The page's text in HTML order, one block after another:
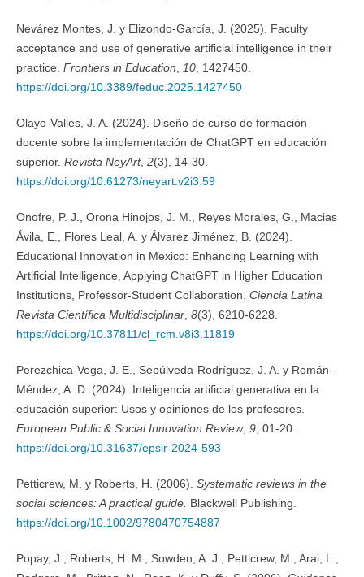
Nevárez Montes, J. y Elizondo-García, J. (2025). Faculty
acceptance and use of generative artificial intelligence in their
practice. Frontiers in Education 10, 1427450.
https://doi.org/10.3389/feduc.2025.1427450
Olayo-Valles, J. A. (2024). Diseño de curso de formación
docente sobre la implementación de ChatGPT en educación
superior. Revista NeyArt, 2(3), 14-30.
https://doi.org/10.61273/neyart.v2i3.59
Onofre, P. J., Orona Hinojos, J. M., Reyes Morales, G., Macias
Ávila, E., Flores Leal, A. y Álvarez Jiménez, B. (2024).
Educational Innovation in Mexico: Enhancing Learning with
Artificial Intelligence, Applying ChatGPT in Higher Education
Institutions, Professor-Student Collaboration. Ciencia Latina
Revista Científica Multidisciplinar, 8(3), 6210-6228.
https://doi.org/10.37811/cl_rcm.v8i3.11819
Perezchica-Vega, J. E., Sepúlveda-Rodríguez, J. A. y Román-
Méndez, A. D. (2024). Inteligencia artificial generativa en la
educación superior: Usos y opiniones de los profesores.
European Public & Social Innovation Review, 9, 01-20.
https://doi.org/10.31637/epsir-2024-593
Petticrew, M. y Roberts, H. (2006). Systematic reviews in the
social sciences: A practical guide. Blackwell Publishing.
https://doi.org/10.1002/9780470754887
Popay, J., Roberts, H. M., Sowden, A. J., Petticrew, M., Arai, L.,